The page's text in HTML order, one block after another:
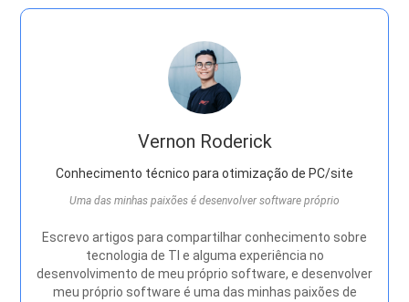
Vernon Roderick
Conhecimento técnico para otimização de PC/site
Uma das minhas paixões é desenvolver software próprio
Escrevo artigos para compartilhar conhecimento sobre
tecnologia de TI e alguma experiência no
desenvolvimento de meu próprio software, e desenvolver
meu próprio software é uma das minhas paixões de